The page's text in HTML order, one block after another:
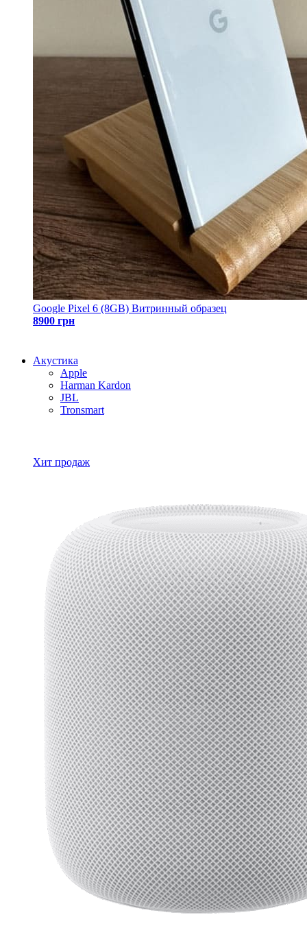
Google Pixel 6 (8GB) Витринный образец
8900 грн
Акустика
Apple
Harman Kardon
JBL
Tronsmart
Хит продаж